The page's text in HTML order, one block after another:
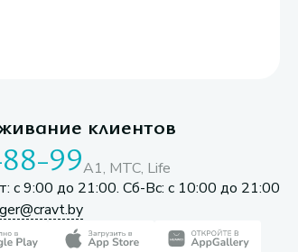
клиентов
99A1, МТС, Life
с 9:00 до 21:00. Сб-Вс: с 10:00 до 21:00